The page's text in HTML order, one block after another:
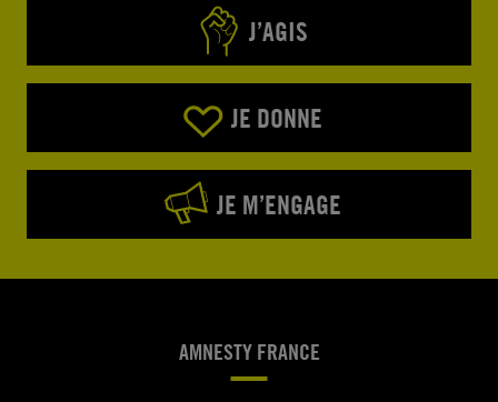
J’AGIS
JE DONNE
JE M’ENGAGE
AMNESTY FRANCE